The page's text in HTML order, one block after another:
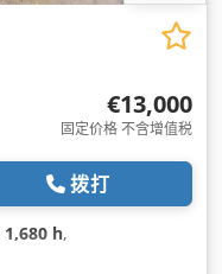
€13,000
固定价格 不含增值税
拨打
1,680 h,